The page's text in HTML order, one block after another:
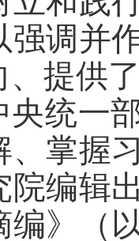
强调并
、提供
央统一
、掌握
院编辑
编》（